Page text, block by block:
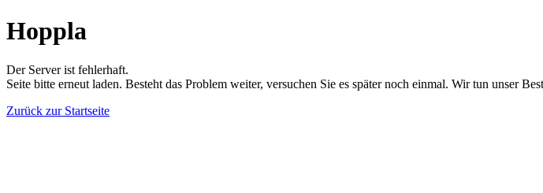
Hoppla
Der Server ist fehlerhaft.
Seite bitte erneut laden. Besteht das Problem weiter, versuchen Sie es später noch einmal. Wir tun unser
Zurück zur Startseite